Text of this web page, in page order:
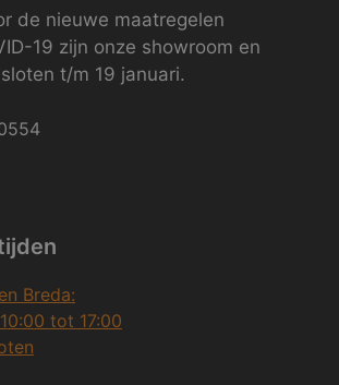
de nieuwe maatregelen
19 zijn onze showroom en
t/m 19 januari.
Breda:
tot 17:00